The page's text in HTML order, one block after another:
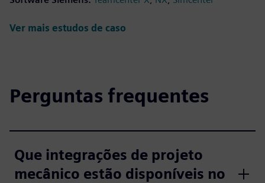
Ver mais estudos de caso
Perguntas frequentes
Que integrações de projeto
mecânico estão disponíveis no